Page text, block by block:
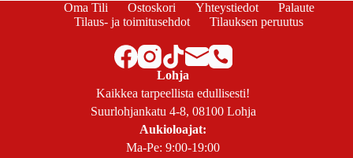
Oma Tili Ostoskori Yhteystiedot
Palaute
Tilaus- ja toimitusehdot
Tilauksen peruutus
Lohja
Kaikkea tarpeellista edullisesti!
Suurlohjankatu 4-8, 08100 Lohja
Aukioloajat:
Ma-Pe: 9:00-19:00